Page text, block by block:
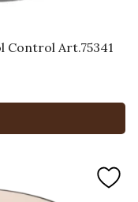
Control Art.75341